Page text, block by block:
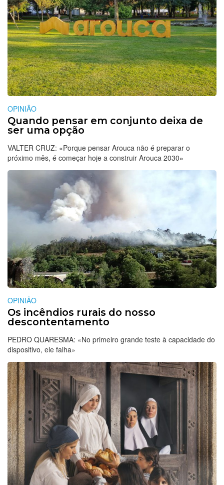
OPINIÃO
Quando pensar em conjunto deixa de
ser uma opção
VALTER CRUZ: «Porque pensar Arouca não é preparar o
próximo mês, é começar hoje a construir Arouca 2030»
OPINIÃO
Os incêndios rurais do nosso
descontentamento
PEDRO QUARESMA: «No primeiro grande teste à capacidade do
dispositivo, ele falha»